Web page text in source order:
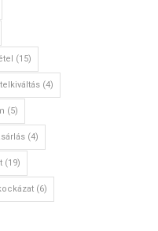
(15)
(4)
(5)
(4)
(19)
(6)